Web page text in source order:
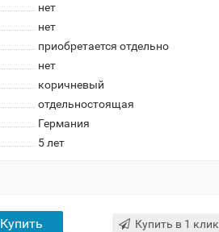
нет
нет
приобретается отдельно
нет
коричневый
отдельностоящая
Германия
5 лет
Купить Купить в 1 клик